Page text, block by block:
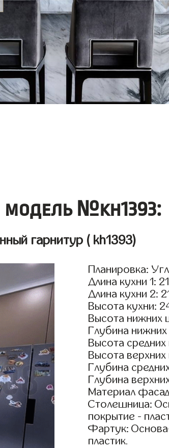
модель №kh1393:
гарнитур ( kh1393)
Планировка:
Длина кухни 1:
Длина кухни 2:
Высота кухни:
Высота
Глубина
Высота
Высота
Глубина
Глубина
Материал
Столешница:
покрытие -
Фартук:
пластик.